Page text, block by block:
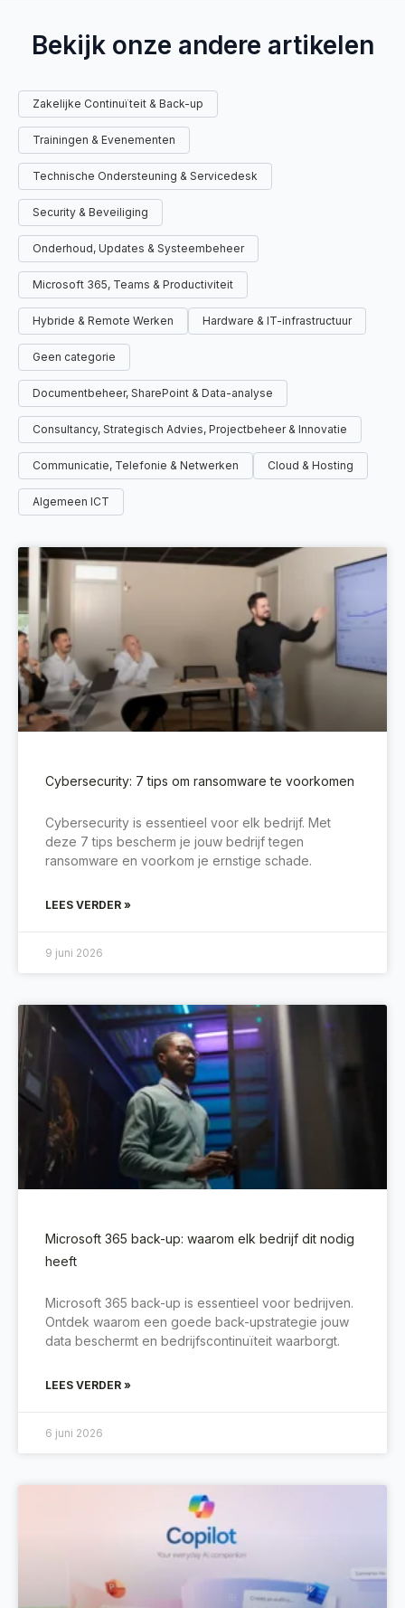
Bekijk onze andere artikelen
Zakelijke Continuïteit & Back-up
Trainingen & Evenementen
Technische Ondersteuning & Servicedesk
Security & Beveiliging
Onderhoud, Updates & Systeembeheer
Microsoft 365, Teams & Productiviteit
Hybride & Remote Werken Hardware & IT-infrastructuur
Geen categorie
Documentbeheer, SharePoint & Data-analyse
Consultancy, Strategisch Advies, Projectbeheer & Innovatie
Communicatie, Telefonie & Netwerken Cloud & Hosting
Algemeen ICT
Cybersecurity: 7 tips om ransomware te voorkomen
Cybersecurity is essentieel voor elk bedrijf. Met
deze 7 tips bescherm je jouw bedrijf tegen
ransomware en voorkom je ernstige schade.
LEES VERDER »
9 juni 2026
Microsoft 365 back-up: waarom elk bedrijf dit nodig
heeft
Microsoft 365 back-up is essentieel voor bedrijven.
Ontdek waarom een goede back-upstrategie jouw
data beschermt en bedrijfscontinuïteit waarborgt.
LEES VERDER »
6 juni 2026